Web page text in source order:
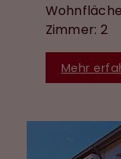
Zimmer: 2
Mehr